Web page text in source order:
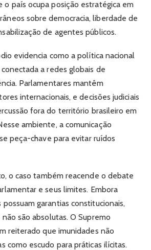
o país ocupa posição estratégica em
sobre democracia, liberdade de
de agentes públicos.
evidencia como a política nacional
a redes globais de
Parlamentares mantêm
internacionais, e decisões judiciais
fora do território brasileiro em
ambiente, a comunicação
peça-chave para evitar ruídos
o caso também reacende o debate
e seus limites. Embora
garantias constitucionais,
são absolutas. O Supremo
reiterado que imunidades não
como escudo para práticas ilícitas.